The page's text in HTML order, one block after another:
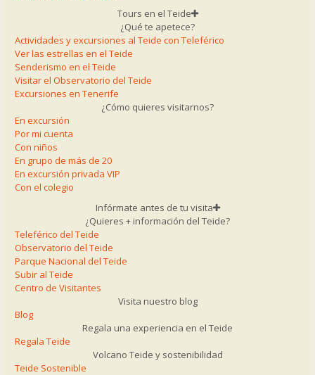
Tours en el Teide
¿Qué te apetece?
Actividades y excursiones al Teide con Teleférico
Ver las estrellas en el Teide
Senderismo en el Teide
Visitar el Observatorio del Teide
Excursiones en Tenerife
¿Cómo quieres visitarnos?
En excursión
Por mi cuenta
Con niños
En grupo de más de 20
En excursión privada VIP
Con el colegio
Infórmate antes de tu visita
¿Quieres + información del Teide?
Teleférico del Teide
Observatorio del Teide
Parque Nacional del Teide
Subir al Teide
Centro de Visitantes
Visita nuestro blog
Blog
Regala una experiencia en el Teide
Regala Teide
Volcano Teide y sostenibilidad
Teide Sostenible